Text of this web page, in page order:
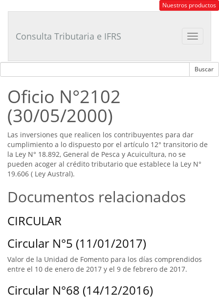
Tributario
Nuestros productos
Toggle
Consulta Tributaria e IFRS
Oficio N°2102
(30/05/2000)
Las inversiones que realicen los contribuyentes para dar
cumplimiento a lo dispuesto por el artículo 12° transitorio de
la Ley N° 18.892, General de Pesca y Acuicultura, no se
pueden acoger al crédito tributario que establece la Ley N°
19.606 ( Ley Austral).
Documentos relacionados
CIRCULAR
Circular N°5 (11/01/2017)
Valor de la Unidad de Fomento para los días comprendidos
entre el 10 de enero de 2017 y el 9 de febrero de 2017.
Circular N°68 (14/12/2016)